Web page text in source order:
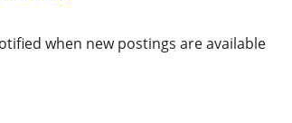
when new postings are available